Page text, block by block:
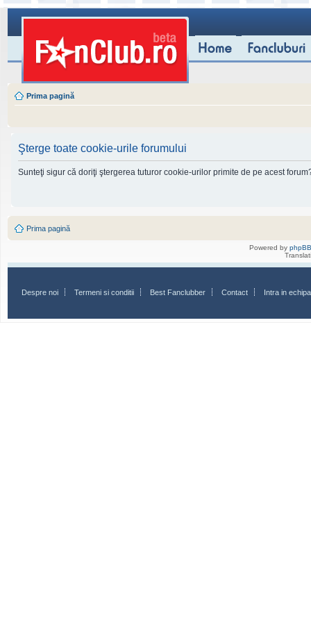
Prima pagină
Şterge toate cookie-urile forumului
Sunteţi sigur că doriţi ştergerea tuturor cookie-urilor primite de pe acest
Prima pagină
Powered by phpBB
Despre noi Termeni si conditii Best Fanclubber Contact Intra in